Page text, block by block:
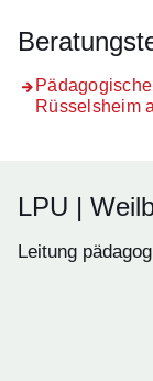
Pädagogische
Rüsselsheim
LPU |
Leitung